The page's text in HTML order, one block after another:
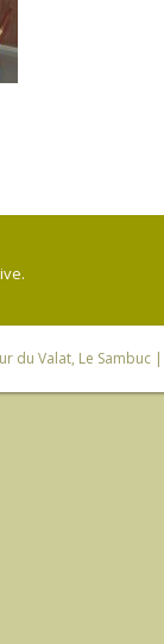
du Valat, Le Sambuc